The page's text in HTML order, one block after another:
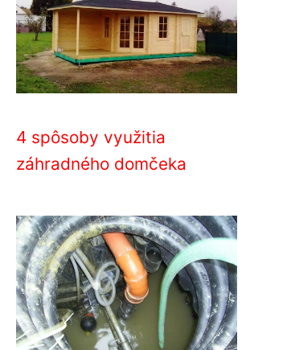
4 spôsoby využitia
záhradného domčeka